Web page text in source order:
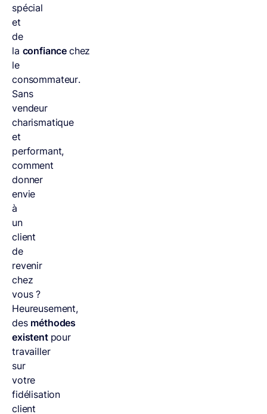
spécial
et
de
la confiance chez
le
consommateur.
Sans
vendeur
charismatique
et
performant,
comment
donner
envie
à
un
client
de
revenir
chez
vous ?
Heureusement,
des méthodes
existent pour
travailler
sur
votre
fidélisation
client